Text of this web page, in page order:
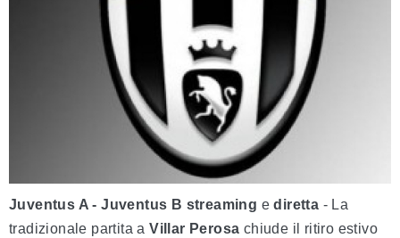
Juventus A - Juventus B streaming ediretta - La
tradizionale partita aVillar Perosa chiude il ritiro estivo